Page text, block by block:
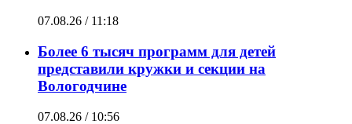
07.08.26 / 11:18
Более 6 тысяч программ для детей
представили кружки и секции на
Вологодчине
07.08.26 / 10:56